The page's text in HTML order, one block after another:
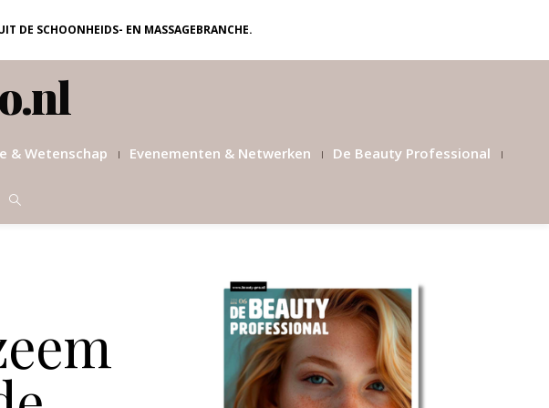
DE SCHOONHEIDS- EN MASSAGEBRANCHE.
& Wetenschap Evenementen & Netwerken De Beauty Professional